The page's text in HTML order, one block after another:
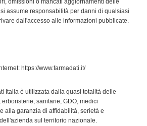
omissioni o mancati aggiornamenti delle
assume responsabilità per danni di qualsiasi
dall'accesso alle informazioni pubblicate.
https://www.farmadati.it/
Italia è utilizzata dalla quasi totalità delle
sanitarie, GDO, medici
alla garanzia di affidabilità, serietà e
sul territorio nazionale.